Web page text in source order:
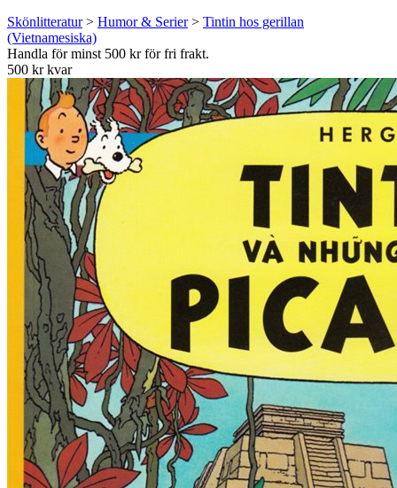
Skönlitteratur> Humor & Serier> Tintin hos gerillan
(Vietnamesiska)
Handla för minst 500 kr för fri frakt.
500 kr kvar